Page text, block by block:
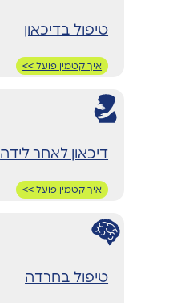
טיפול בדיכאון
איך קטמין פועל >>
דיכאון לאחר לידה
איך קטמין פועל >>
טיפול בחרדה